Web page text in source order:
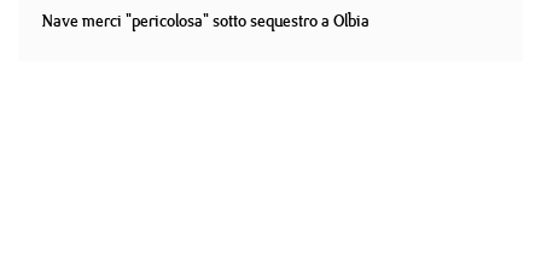
Nave merci "pericolosa" sotto sequestro a Olbia